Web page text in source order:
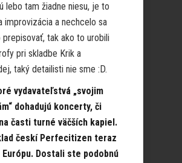
lebo tam žiadne niesu, je to
improvizácia a nechcelo sa
prepisovať, tak ako to urobili
pri skladbe Krik a
taký detailisti nie sme :D.
vydavateľstvá „svojim
dohadujú koncerty, či
časti turné väčších kapiel.
českí Perfecitizen teraz
Dostali ste podobnú